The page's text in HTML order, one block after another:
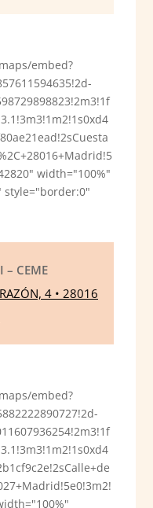
embed?
width="100%"
style="border:0"
– CEME
4 • 28016
embed?